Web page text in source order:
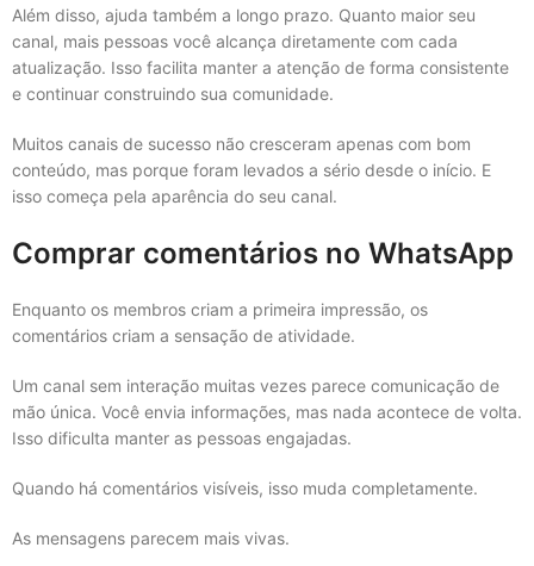
Além disso, ajuda também a longo prazo. Quanto maior seu
canal, mais pessoas você alcança diretamente com cada
atualização. Isso facilita manter a atenção de forma consistente
e continuar construindo sua comunidade.
Muitos canais de sucesso não cresceram apenas com bom
conteúdo, mas porque foram levados a sério desde o início. E
isso começa pela aparência do seu canal.
Comprar comentários no WhatsApp
Enquanto os membros criam a primeira impressão, os
comentários criam a sensação de atividade.
Um canal sem interação muitas vezes parece comunicação de
mão única. Você envia informações, mas nada acontece de volta.
Isso dificulta manter as pessoas engajadas.
Quando há comentários visíveis, isso muda completamente.
As mensagens parecem mais vivas.